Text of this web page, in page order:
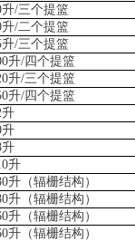
升/三个提篮
升/二个提篮
升/三个提篮
升/四个提篮
升/三个提篮
升/四个提篮
升
升
升
升
升（辐栅结构）
升（辐栅结构）
升（辐栅结构）
升（辐栅结构）